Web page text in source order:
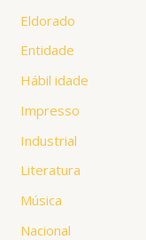
Eldorado
Entidade
Hábil idade
Impresso
Industrial
Literatura
Música
Nacional